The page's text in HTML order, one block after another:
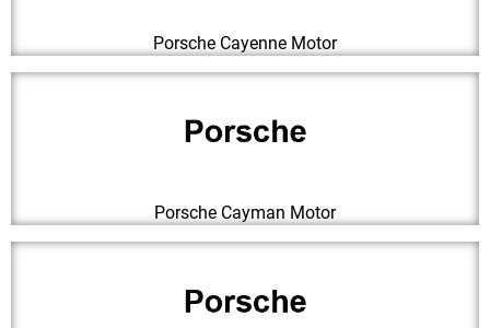
Porsche Cayenne Motor
Porsche Cayman Motor